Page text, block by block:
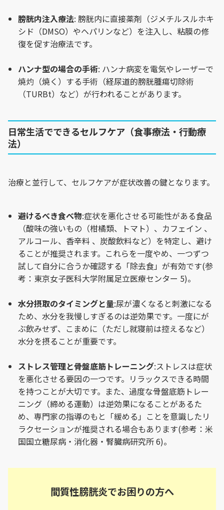
膀胱内注入療法: 膀胱内に直接薬剤（ジメチルスルホキ
シド（DMSO）やヘパリンなど）を注入し、粘膜の修
復を促す治療法です。
ハンナ型の場合の手術: ハンナ病変を電気やレーザーで
焼灼（焼く）する手術（経尿道的膀胱腫瘍切除術
（TURBt）など）が行われることがあります。
日常生活でできるセルフケア（食事療法・行動療
法）
治療と並行して、セルフケアが症状改善の鍵となります。
避けるべき食べ物:症状を悪化させる可能性がある食品
（酸味の強いもの（柑橘類、トマト）、カフェイン 、
アルコール、香辛料 、炭酸飲料など）を特定し、避け
ることが推奨されます。これらを一度やめ、一つずつ
試して自分に合うか確認する「除去食」が有効です(参
考：東京女子医科大学附属足立医療センター 5)。
水分摂取のタイミングと量:尿が濃くなると刺激になる
ため、水分を我慢しすぎるのは逆効果です。一度にが
ぶ飲みせず、こまめに（ただし就寝前は控えるなど）
水分を摂ることが重要です。
ストレス管理と骨盤底筋トレーニング:ストレスは症状
を悪化させる要因の一つです。リラックスできる時間
を持つことが大切です。また、過度な骨盤底筋トレー
ニング（締める運動）は逆効果になることがあるた
め、専門家の指導のもと「緩める」ことを意識したリ
ラクセーションが推奨される場合もあります(参考：米
国国立糖尿病・消化器・腎臓病研究所 6)。
間質性膀胱炎でお困りの方へ